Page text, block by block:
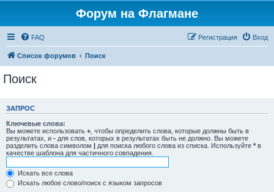
Форум на Флагмане
FAQ Вход
Регистрация
Список форумов Поиск
Поиск
ЗАПРОС
Ключевые слова:
Вы можете использовать + , чтобы определить слова, которые должны быть в
результатах, и - для слов, которых в результатах быть не должно. Вы можете
разделить слова символом | для поиска любого слова из списка. Используйте * в
качестве шаблона для частичного совпадения.
Искать все слова
Искать любое слово/поиск с языком запросов